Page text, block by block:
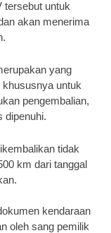
tersebut untuk
akan menerima
yang
khususnya untuk
pengembalian,
dipenuhi.
tidak
km dari tanggal
kendaraan
oleh sang pemilik